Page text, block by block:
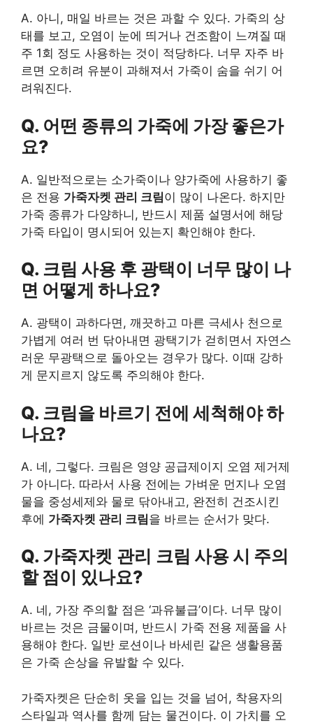
A. 아니, 매일 바르는 것은 과할 수 있다. 가죽의 상
태를 보고, 오염이 눈에 띄거나 건조함이 느껴질 때
주 1회 정도 사용하는 것이 적당하다. 너무 자주 바
르면 오히려 유분이 과해져서 가죽이 숨을 쉬기 어
려워진다.
Q. 어떤 종류의 가죽에 가장 좋은가
요?
A. 일반적으로는 소가죽이나 양가죽에 사용하기 좋
은 전용 가죽자켓 관리 크림이 많이 나온다. 하지만
가죽 종류가 다양하니, 반드시 제품 설명서에 해당
가죽 타입이 명시되어 있는지 확인해야 한다.
Q. 크림 사용 후 광택이 너무 많이 나
면 어떻게 하나요?
A. 광택이 과하다면, 깨끗하고 마른 극세사 천으로
가볍게 여러 번 닦아내면 광택기가 걷히면서 자연스
러운 무광택으로 돌아오는 경우가 많다. 이때 강하
게 문지르지 않도록 주의해야 한다.
Q. 크림을 바르기 전에 세척해야 하
나요?
A. 네, 그렇다. 크림은 영양 공급제이지 오염 제거제
가 아니다. 따라서 사용 전에는 가벼운 먼지나 오염
물을 중성세제와 물로 닦아내고, 완전히 건조시킨
후에 가죽자켓 관리 크림을 바르는 순서가 맞다.
Q. 가죽자켓 관리 크림 사용 시 주의
할 점이 있나요?
A. 네, 가장 주의할 점은 ‘과유불급’이다. 너무 많이
바르는 것은 금물이며, 반드시 가죽 전용 제품을 사
용해야 한다. 일반 로션이나 바세린 같은 생활용품
은 가죽 손상을 유발할 수 있다.
가죽자켓은 단순히 옷을 입는 것을 넘어, 착용자의
스타일과 역사를 함께 담는 물건이다. 이 가치를 오